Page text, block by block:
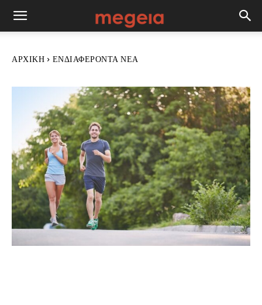
ΑΡΧΙΚΉ ΕΝΔΙΑΦΈΡΟΝΤΑ ΝΈΑ